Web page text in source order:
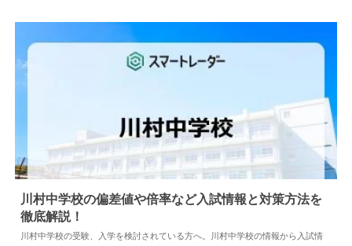
中学情報 2024.04.02
川村中学校の偏差値や倍率など入試情報と対策方法を
徹底解説！
川村中学校の受験、入学を検討されている方へ。川村中学校の情報から入試情